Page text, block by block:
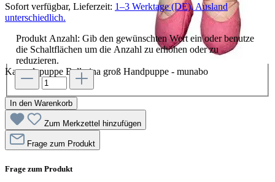
Kasperlepuppe Ballerina groß Handpuppe - munabo
Sofort verfügbar, Lieferzeit: 1–3 Werktage (DE), Ausland
unterschiedlich.
Produkt Anzahl: Gib den gewünschten Wert ein oder benutze
die Schaltflächen um die Anzahl zu erhöhen oder zu
reduzieren.
In den Warenkorb
Zum Merkzettel hinzufügen
Frage zum Produkt
Frage zum Produkt